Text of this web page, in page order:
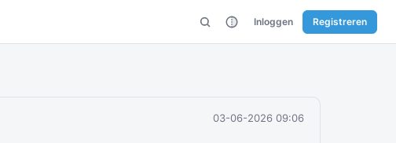
Inloggen Registreren
03-06-2026 09:06